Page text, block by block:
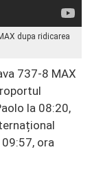
dupa ridicarea
737-8 MAX
la 08:20,
ora